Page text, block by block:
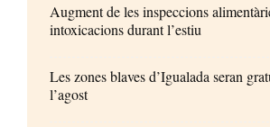
Augment de les inspeccions
intoxicacions durant l’estiu
Les zones blaves d’Igualada seran
l’agost